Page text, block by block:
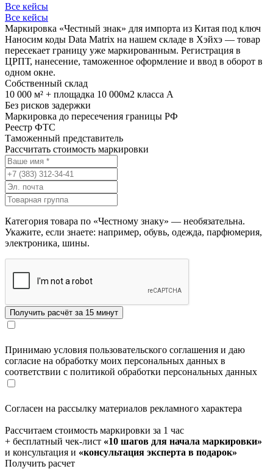
Все кейсы
Все кейсы
Маркировка «Честный знак» для импорта из Китая под ключ
Наносим коды Data Matrix на нашем складе в Хэйхэ — товар
пересекает границу уже маркированным. Регистрация в
ЦРПТ, нанесение, таможенное оформление и ввод в оборот в
одном окне.
Собственный склад
10 000 м² + площадка 10 000м2 класса А
Без рисков задержки
Маркировка до пересечения границы РФ
Реестр ФТС
Таможенный представитель
Рассчитать стоимость маркировки
Категория товара по «Честному знаку» — необязательна.
Укажите, если знаете: например, обувь, одежда, парфюмерия,
электроника, шины.
Принимаю условия пользовательского соглашения и даю
согласие на обработку моих персональных данных в
соответствии с политикой обработки персональных данных
Согласен на рассылку материалов рекламного характера
Рассчитаем стоимость маркировки за 1 час
+ бесплатный чек-лист «10 шагов для начала маркировки»
и консультация и «консультация эксперта в подарок»
Получить расчет